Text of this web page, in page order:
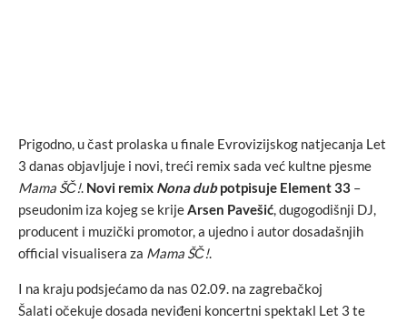
Prigodno, u čast prolaska u finale Evrovizijskog natjecanja Let
3 danas objavljuje i novi, treći remix sada već kultne pjesme
Mama ŠČ!. Novi remix Nona dubpotpisuje Element 33 –
pseudonim iza kojeg se krijeArsen Pavešić, dugogodišnji DJ,
producent i muzički promotor, a ujedno i autor dosadašnjih
official visualisera za Mama ŠČ!.
I na kraju podsjećamo da nas 02.09. na zagrebačkoj
Šalati očekuje dosada neviđeni koncertni spektakl Let 3 te